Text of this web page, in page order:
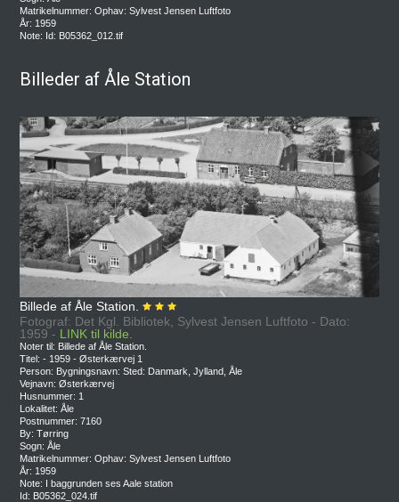
Matrikelnummer: Ophav: Sylvest Jensen Luftfoto
År: 1959
Note: Id: B05362_012.tif
Billeder af Åle Station
Billede af Åle Station.
Fotograf: Det Kgl. Bibliotek, Sylvest Jensen Luftfoto - Dato:
1959 - LINK til kilde.
Noter til: Billede af Åle Station.
Titel: - 1959 - Østerkærvej 1
Person: Bygningsnavn: Sted: Danmark, Jylland, Åle
Vejnavn: Østerkærvej
Husnummer: 1
Lokalitet: Åle
Postnummer: 7160
By: Tørring
Sogn: Åle
Matrikelnummer: Ophav: Sylvest Jensen Luftfoto
År: 1959
Note: I baggrunden ses Aale station
Id: B05362_024.tif